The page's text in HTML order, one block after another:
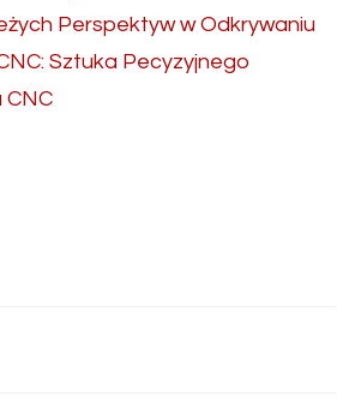
Perspektyw w Odkrywaniu
Sztuka Pecyzyjnego
CNC